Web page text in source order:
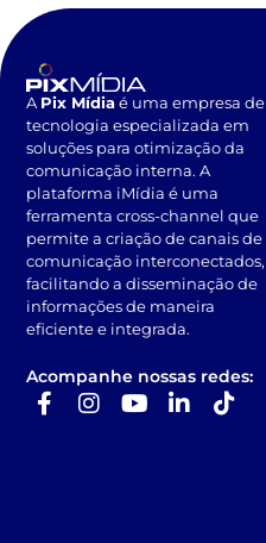
A Pix Mídiaé uma empresa de
tecnologia especializada em
soluções para otimização da
comunicação interna. A
plataforma iMídia é uma
ferramenta cross-channel que
permite a criação de canais de
comunicação interconectados,
facilitando a disseminação de
informações de maneira
eficiente e integrada.
Acompanhe nossas redes: